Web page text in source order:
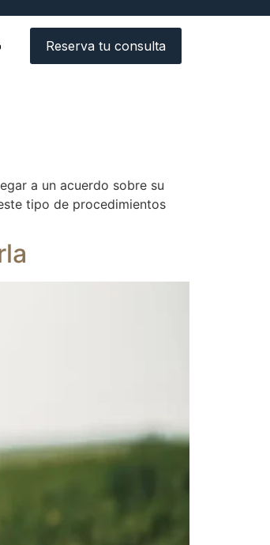
Reserva tu consulta
a un acuerdo sobre su
tipo de procedimientos